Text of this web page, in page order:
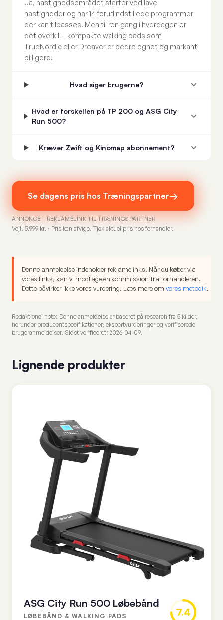
Ja, hastighedsområdet starter ved lave
hastigheder og har 14 forudindstillede programmer
der kan tilpasses. Men til ren gang i hverdagen er
det overkill – kompakte walking pads som
TrueNordic eller Dreaver er bedre egnet og markant
billigere.
Hvad siger brugerne?
Hvad er forskellen på TP 200 og ASG City
Run 500?
Kræver Zwift og Kinomap abonnement?
Se dagens pris hos Træningspartner→
ANNONCE – REKLAMELINK TIL TRÆNINGSPARTNER
Vejl. 5.999 kr. · Pris kan afvige. Tjek aktuel pris hos forhandler.
Denne anmeldelse indeholder reklamelinks. Når du køber via
vores links, kan vi modtage en kommission fra forhandleren.
Dette påvirker ikke vores vurdering. Læs mere om vores metodik.
Redaktionel note: Denne anmeldelse er baseret på research fra 5 kilder,
herunder producentspecifikationer, ekspertvurderinger og verificerede
brugeranmeldelser. Sidst verificeret: 2026-04-09.
Lignende produkter
ASG City Run 500 Løbebånd
LØBEBÅND & WALKING PADS 7.4